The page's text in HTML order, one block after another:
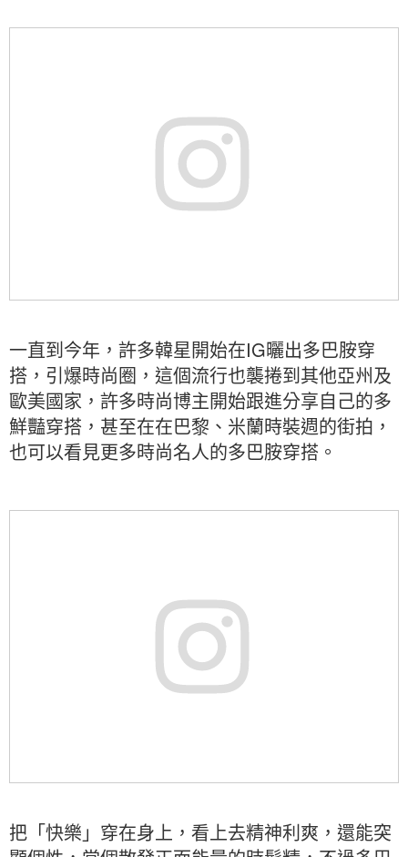
一直到今年，許多韓星開始在IG曬出多巴胺穿
搭，引爆時尚圈，這個流行也襲捲到其他亞州及
歐美國家，許多時尚博主開始跟進分享自己的多
鮮豔穿搭，甚至在在巴黎、米蘭時裝週的街拍，
也可以看見更多時尚名人的多巴胺穿搭。
把「快樂」穿在身上，看上去精神利爽，還能突